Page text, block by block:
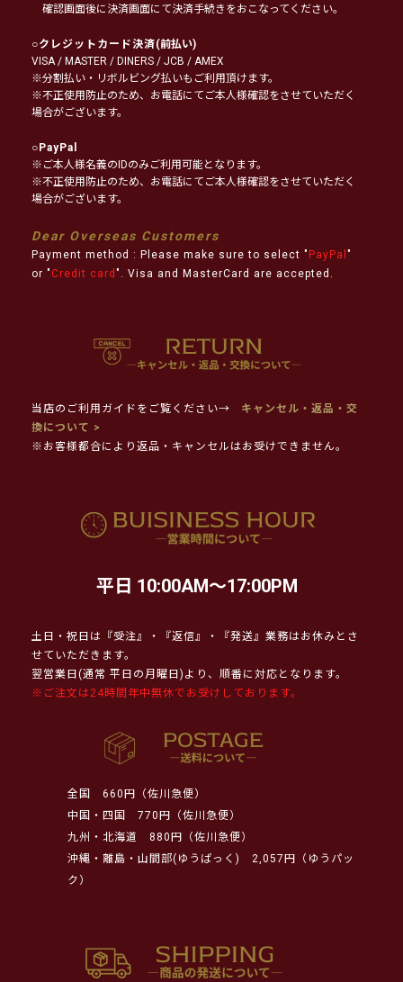
確認画面後に決済画面にて決済手続きをおこなってください。
○クレジットカード決済(前払い)
VISA / MASTER / DINERS / JCB / AMEX
※分割払い・リボルビング払いもご利用頂けます。
※不正使用防止のため、お電話にてご本人様確認をさせていただく
場合がございます。
○PayPal
※ご本人様名義のIDのみご利用可能となります。
※不正使用防止のため、お電話にてご本人様確認をさせていただく
場合がございます。
Dear Overseas Customers
Payment method : Please make sure to select " PayPal "
or " Credit card ". Visa and MasterCard are accepted.
当店のご利用ガイドをご覧ください→
キャンセル・返品・交
換について >
※お客様都合により返品・キャンセルはお受けできません。
平日 10:00AM～17:00PM
土日・祝日は『受注』・『返信』・『発送』業務はお休みとさ
せていただきます。
翌営業日(通常 平日の月曜日)より、順番に対応となります。
※ご注文は24時間年中無休でお受けしております。
全国
660円（佐川急便）
中国・四国
770円（佐川急便）
九州・北海道
880円（佐川急便）
沖縄・離島・山間部(ゆうぱっく)
2,057円（ゆうパッ
ク）